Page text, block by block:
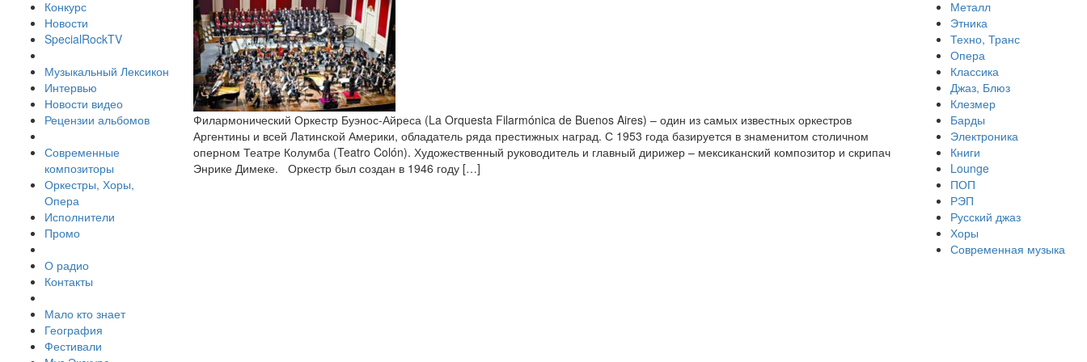
Конкурс
Новости
SpecialRockTV
Музыкальный Лексикон
Интервью
Новости видео
Рецензии альбомов
Современные
композиторы
Оркестры, Хоры,
Опера
Исполнители
Промо
О радио
Контакты
Мало кто знает
География
Фестивали
Филармонический Оркестр Буэнос-Айреса (La Orquesta Filarmónica de Buenos Aires) – один из самых известных оркестров
Аргентины и всей Латинской Америки, обладатель ряда престижных наград. С 1953 года базируется в знаменитом столичном
оперном Театре Колумба (Teatro Colón). Художественный руководитель и главный дирижер – мексиканский композитор и скрипач
Энрике Димеке. Оркестр был создан в 1946 году […]
Металл
Этника
Техно, Транс
Опера
Классика
Джаз, Блюз
Клезмер
Барды
Электроника
Книги
Lounge
ПОП
РЭП
Русский джаз
Хоры
Современная музыка